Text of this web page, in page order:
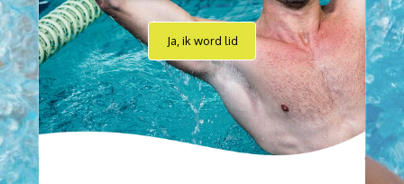
Ja, ik word lid